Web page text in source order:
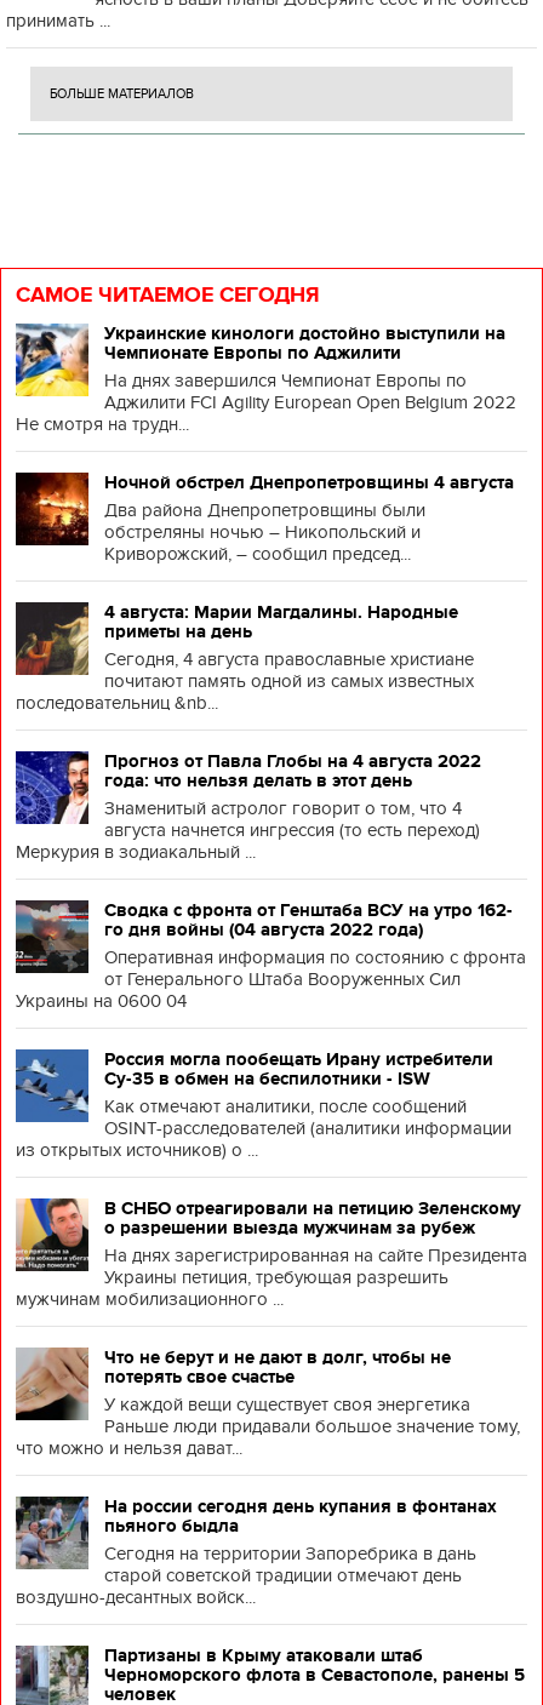
принимать ...
БОЛЬШЕ МАТЕРИАЛОВ
САМОЕ ЧИТАЕМОЕ СЕГОДНЯ
Украинские кинологи достойно выступили на
Чемпионате Европы по Аджилити
На днях завершился Чемпионат Европы по
Аджилити FCI Agility European Open Belgium 2022
Не смотря на трудн...
Ночной обстрел Днепропетровщины 4 августа
Два района Днепропетровщины были
обстреляны ночью – Никопольский и
Криворожский, – сообщил председ...
4 августа: Марии Магдалины. Народные
приметы на день
Сегодня, 4 августа православные христиане
почитают память одной из самых известных
последовательниц &nb...
Прогноз от Павла Глобы на 4 августа 2022
года: что нельзя делать в этот день
Знаменитый астролог говорит о том, что 4
августа начнется ингрессия (то есть переход)
Меркурия в зодиакальный ...
Сводка с фронта от Генштаба ВСУ на утро 162-
го дня войны (04 августа 2022 года)
Оперативная информация по состоянию с фронта
от Генерального Штаба Вооруженных Сил
Украины на 0600 04
Россия могла пообещать Ирану истребители
Су-35 в обмен на беспилотники - ISW
Как отмечают аналитики, после сообщений
OSINT-расследователей (аналитики информации
из открытых источников) о ...
В СНБО отреагировали на петицию Зеленскому
о разрешении выезда мужчинам за рубеж
На днях зарегистрированная на сайте Президента
Украины петиция, требующая разрешить
мужчинам мобилизационного ...
Что не берут и не дают в долг, чтобы не
потерять свое счастье
У каждой вещи существует своя энергетика
Раньше люди придавали большое значение тому,
что можно и нельзя дават...
На россии сегодня день купания в фонтанах
пьяного быдла
Сегодня на территории Запоребрика в дань
старой советской традиции отмечают день
воздушно-десантных войск...
Партизаны в Крыму атаковали штаб
Черноморского флота в Севастополе, ранены 5
человек